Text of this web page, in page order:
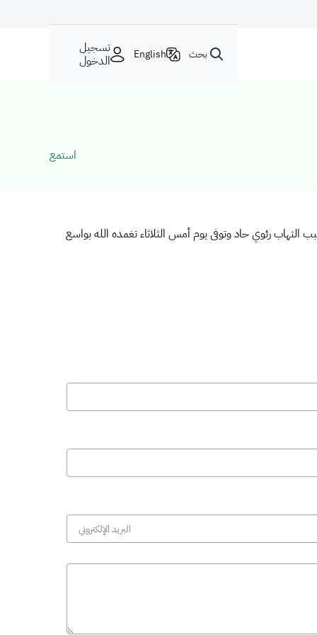
بحث English تسجيل
الدخول
استمع
رئوي حاد وتوفى يوم أمس الثلاثاء تغمده الله بواسع